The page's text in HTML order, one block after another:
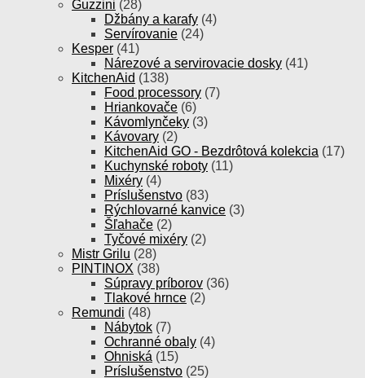
Guzzini (28)
Džbány a karafy (4)
Servírovanie (24)
Kesper (41)
Nárezové a servirovacie dosky (41)
KitchenAid (138)
Food processory (7)
Hriankovače (6)
Kávomlynčeky (3)
Kávovary (2)
KitchenAid GO - Bezdrôtová kolekcia (17)
Kuchynské roboty (11)
Mixéry (4)
Príslušenstvo (83)
Rýchlovarné kanvice (3)
Šľahače (2)
Tyčové mixéry (2)
Mistr Grilu (28)
PINTINOX (38)
Súpravy príborov (36)
Tlakové hrnce (2)
Remundi (48)
Nábytok (7)
Ochranné obaly (4)
Ohniská (15)
Príslušenstvo (25)